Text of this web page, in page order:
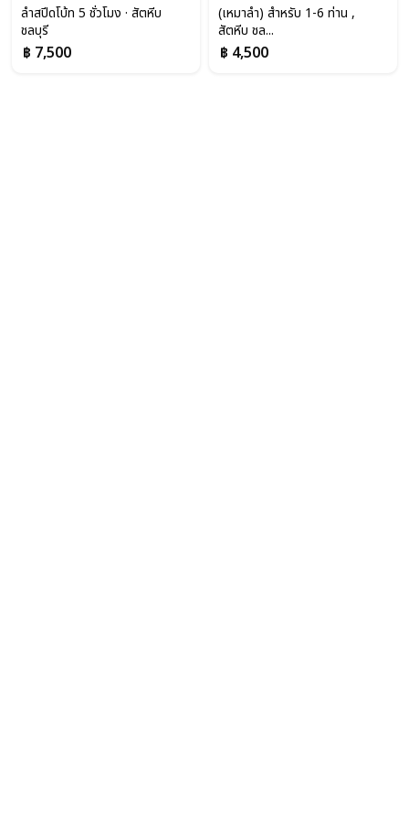
ลำสปีดโบ้ท 5 ชั่วโมง · สัตหีบ
ชลบุรี
฿ 7,500
(เหมาลำ) สำหรับ 1-6 ท่าน ,
สัตหีบ ชล...
฿ 4,500